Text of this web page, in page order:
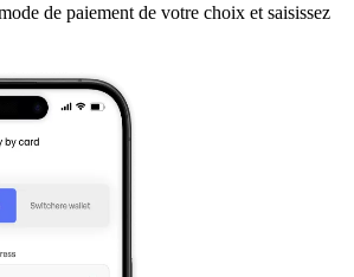
de paiement de votre choix et saisissez